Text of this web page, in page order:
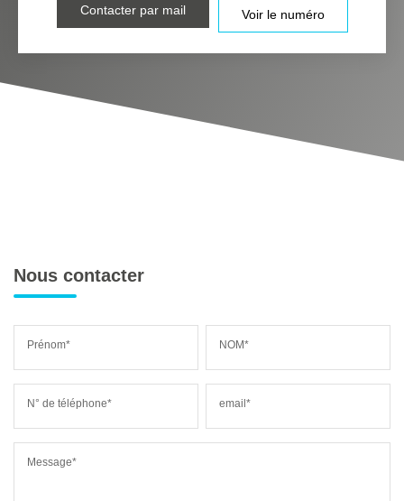
Contacter par mail Voir le numéro
Nous contacter
Prénom* NOM*
N° de téléphone* email*
Message*